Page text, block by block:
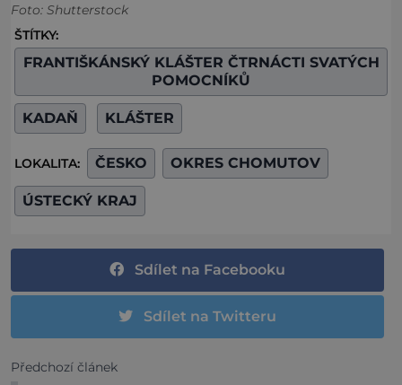
Foto: Shutterstock
ŠTÍTKY:
FRANTIŠKÁNSKÝ KLÁŠTER ČTRNÁCTI SVATÝCH
POMOCNÍKŮ
KADAŇ KLÁŠTER
LOKALITA: ČESKO OKRES CHOMUTOV
ÚSTECKÝ KRAJ
Sdílet na Facebooku
Sdílet na Twitteru
Předchozí článek